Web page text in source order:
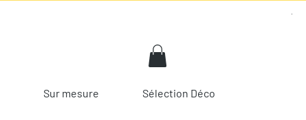
Sur mesure Sélection Déco